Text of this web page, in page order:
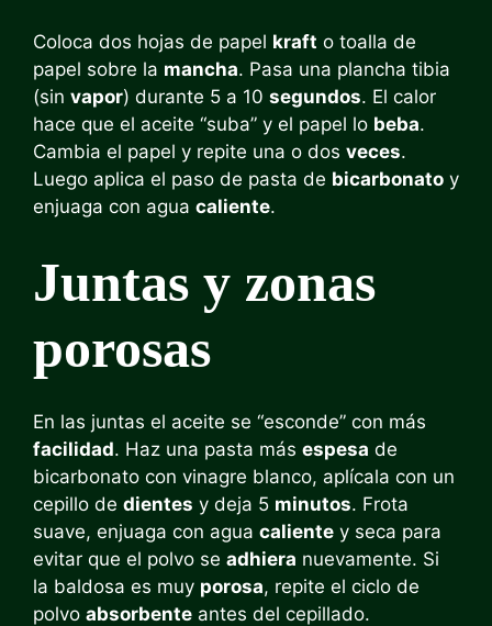
Coloca dos hojas de papel kraft o toalla de
papel sobre la mancha. Pasa una plancha tibia
(sin vapor) durante 5 a 10 segundos. El calor
hace que el aceite “suba” y el papel lo beba.
Cambia el papel y repite una o dos veces.
Luego aplica el paso de pasta de bicarbonato y
enjuaga con agua caliente.
Juntas y zonas
porosas
En las juntas el aceite se “esconde” con más
facilidad. Haz una pasta más espesa de
bicarbonato con vinagre blanco, aplícala con un
cepillo de dientes y deja 5 minutos. Frota
suave, enjuaga con agua caliente y seca para
evitar que el polvo se adhiera nuevamente. Si
la baldosa es muy porosa, repite el ciclo de
polvo absorbente antes del cepillado.